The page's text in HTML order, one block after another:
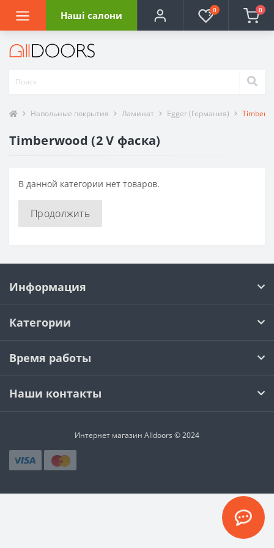
Наші салони 0 0
Напольные покрытия Ламинат Egger (Германия)
Timberwood (2 V фаска)
В данной категории нет товаров.
Продолжить
Информация
Категории
Время работы
Наши контакты
Интернет магазин Alldoors © 2024